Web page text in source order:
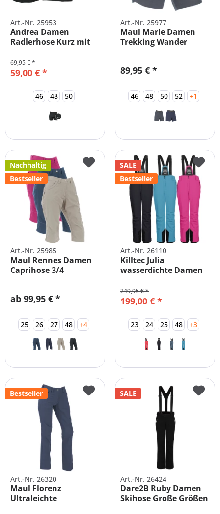
Art.-Nr. 25953
Andrea Damen
Radlerhose Kurz mit
59,00 € *
69,95 € *
46 48 50
Art.-Nr. 25977
Maul Marie Damen
Trekking Wander
89,95 € *
46 48 50 52 +1
Nachhaltig
Bestseller
Art.-Nr. 25985
Maul Rennes Damen
Caprihose 3/4
ab 99,95 € *
25 26 27 48 +4
SALE
Bestseller
Art.-Nr. 26110
Killtec Julia
wasserdichte Damen
199,00 € *
249,95 € *
23 24 25 48 +3
Bestseller
Art.-Nr. 26320
Maul Florenz
Ultraleichte
SALE
Art.-Nr. 26424
Dare2B Ruby Damen
Skihose Große Größen